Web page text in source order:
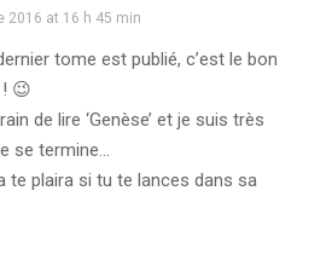
2016 at 16 h 45 min
tome est publié, c’est le bon
😉
de lire ‘Genèse’ et je suis très
se termine…
te plaira si tu te lances dans sa